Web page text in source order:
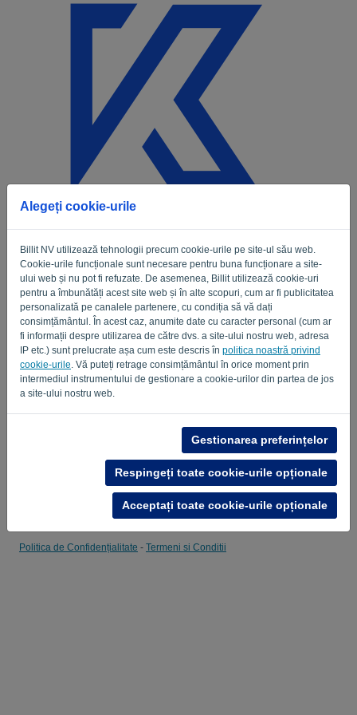
Alegeți cookie-urile
Billit NV utilizează tehnologii precum cookie-urile pe site-ul său web.
Cookie-urile funcționale sunt necesare pentru buna funcționare a site-
ului web și nu pot fi refuzate. De asemenea, Billit utilizează cookie-uri
pentru a îmbunătăți acest site web și în alte scopuri, cum ar fi publicitatea
personalizată pe canalele partenere, cu condiția să vă dați
consimțământul. În acest caz, anumite date cu caracter personal (cum ar
fi informații despre utilizarea de către dvs. a site-ului nostru web, adresa
IP etc.) sunt prelucrate așa cum este descris în politica noastră privind
cookie-urile . Vă puteți retrage consimțământul în orice moment prin
intermediul instrumentului de gestionare a cookie-urilor din partea de jos
a site-ului nostru web.
Gestionarea preferințelor
Respingeți toate cookie-urile opționale
Acceptați toate cookie-urile opționale
E-mail
Parola
Amintește-mi Parolă uitată?
Politica de Confidențialitate - Termeni si Conditii